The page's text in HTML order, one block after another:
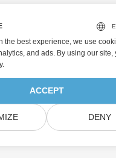
the best experience, we use
and ads. By using our site,
.
ACCEPT
DENY